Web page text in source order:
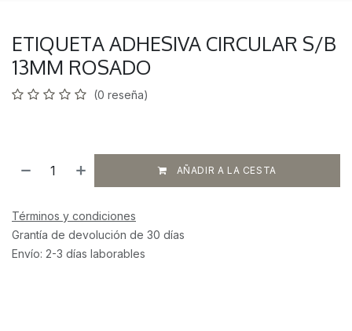
ETIQUETA ADHESIVA CIRCULAR S/B
13MM ROSADO
(0 reseña)
AÑADIR A LA CESTA
Términos y condiciones
Grantía de devolución de 30 días
Envío: 2-3 días laborables